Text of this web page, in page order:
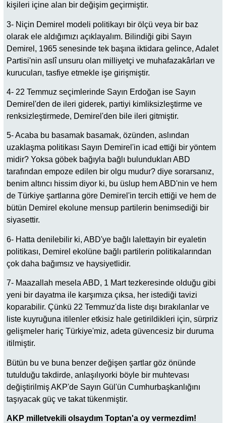
kişileri içine alan bir değişim geçirmiştir.
3- Niçin Demirel modeli politikayı bir ölçü veya bir baz
olarak ele aldığımızı açıklayalım. Bilindiği gibi Sayın
Demirel, 1965 senesinde tek başına iktidara gelince, Adalet
Partisi'nin aslî unsuru olan milliyetçi ve muhafazakârları ve
kurucuları, tasfiye etmekle işe girişmiştir.
4- 22 Temmuz seçimlerinde Sayın Erdoğan ise Sayın
Demirel'den de ileri giderek, partiyi kimliksizleştirme ve
renksizleştirmede, Demirel'den bile ileri gitmiştir.
5- Acaba bu basamak basamak, özünden, aslından
uzaklaşma politikası Sayın Demirel'in icad ettiği bir yöntem
midir? Yoksa göbek bağıyla bağlı bulundukları ABD
tarafından empoze edilen bir olgu mudur? diye sorarsanız,
benim altıncı hissim diyor ki, bu üslup hem ABD'nin ve hem
de Türkiye şartlarına göre Demirel'in tercih ettiği ve hem de
bütün Demirel ekolune mensup partilerin benimsediği bir
siyasettir.
6- Hatta denilebilir ki, ABD'ye bağlı lalettayin bir eyaletin
politikası, Demirel ekolüne bağlı partilerin politikalarından
çok daha bağımsız ve haysiyetlidir.
7- Maazallah mesela ABD, 1 Mart tezkeresinde olduğu gibi
yeni bir dayatma ile karşımıza çıksa, her istediği tavizi
koparabilir. Çünkü 22 Temmuz'da liste dışı bırakılanlar ve
liste kuyruğuna itilenler etkisiz hale getirildikleri için, sürpriz
gelişmeler hariç Türkiye'miz, adeta güvencesiz bir duruma
itilmiştir.
Bütün bu ve buna benzer değişen şartlar göz önünde
tutulduğu takdirde, anlaşılıyorki böyle bir muhtevası
değiştirilmiş AKP'de Sayın Gül'ün Cumhurbaşkanlığını
taşıyacak güç ve takat tükenmiştir.
AKP milletvekili olsaydım Toptan'a oy vermezdim!